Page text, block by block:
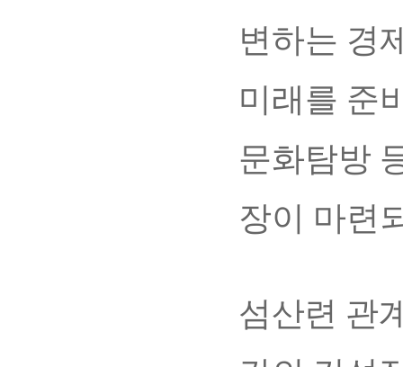
변하는 경
미래를 준
문화탐방
장이 마련
섬산련 관